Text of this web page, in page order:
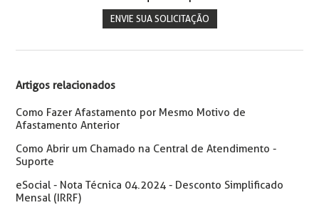
ENVIE SUA SOLICITAÇÃO
Artigos relacionados
Como Fazer Afastamento por Mesmo Motivo de
Afastamento Anterior
Como Abrir um Chamado na Central de Atendimento -
Suporte
eSocial - Nota Técnica 04.2024 - Desconto Simplificado
Mensal (IRRF)